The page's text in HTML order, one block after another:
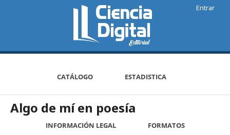
CATÁLOGO ESTADISTICA
INFORMACIÓN LEGAL FORMATOS
Entrar
Algo de mí en poesía